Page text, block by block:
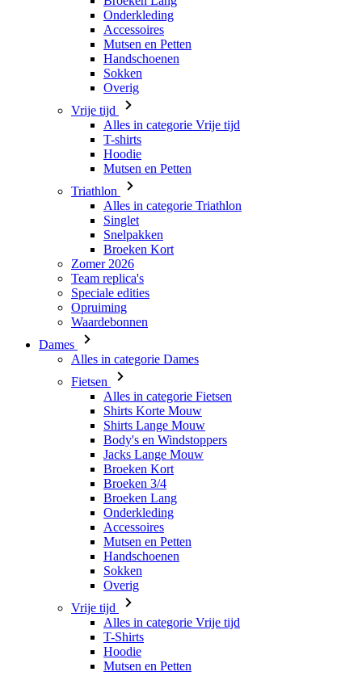
Onderkleding
Accessoires
Mutsen en Petten
Handschoenen
Sokken
Overig
Vrije tijd
Alles in categorie Vrije tijd
T-shirts
Hoodie
Mutsen en Petten
Triathlon
Alles in categorie Triathlon
Singlet
Snelpakken
Broeken Kort
Zomer 2026
Team replica's
Speciale edities
Opruiming
Waardebonnen
Dames
Alles in categorie Dames
Fietsen
Alles in categorie Fietsen
Shirts Korte Mouw
Shirts Lange Mouw
Body's en Windstoppers
Jacks Lange Mouw
Broeken Kort
Broeken 3/4
Broeken Lang
Onderkleding
Accessoires
Mutsen en Petten
Handschoenen
Sokken
Overig
Vrije tijd
Alles in categorie Vrije tijd
T-Shirts
Hoodie
Mutsen en Petten